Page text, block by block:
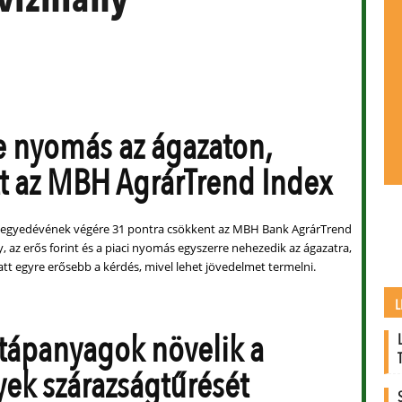
nyomás az ágazaton,
MBH AgrárTrend Index
végére 31 pontra csökkent az MBH Bank AgrárTrend
az erős forint és a piaci nyomás egyszerre nehezedik az ágazatra,
egyre erősebb a kérdés, mivel lehet jövedelmet termelni.
növelik a
szárazságtűrését